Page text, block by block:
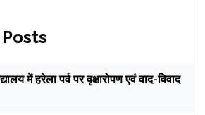
में हरेला पर्व पर वृक्षारोपण एवं वाद-विवाद